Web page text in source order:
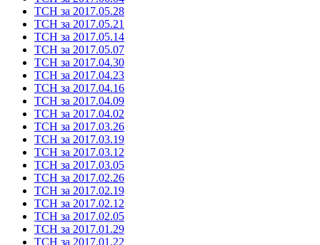
ТСН за 2017.05.28
ТСН за 2017.05.21
ТСН за 2017.05.14
ТСН за 2017.05.07
ТСН за 2017.04.30
ТСН за 2017.04.23
ТСН за 2017.04.16
ТСН за 2017.04.09
ТСН за 2017.04.02
ТСН за 2017.03.26
ТСН за 2017.03.19
ТСН за 2017.03.12
ТСН за 2017.03.05
ТСН за 2017.02.26
ТСН за 2017.02.19
ТСН за 2017.02.12
ТСН за 2017.02.05
ТСН за 2017.01.29
ТСН за 2017.01.22